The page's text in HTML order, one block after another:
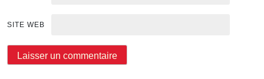
SITE WEB